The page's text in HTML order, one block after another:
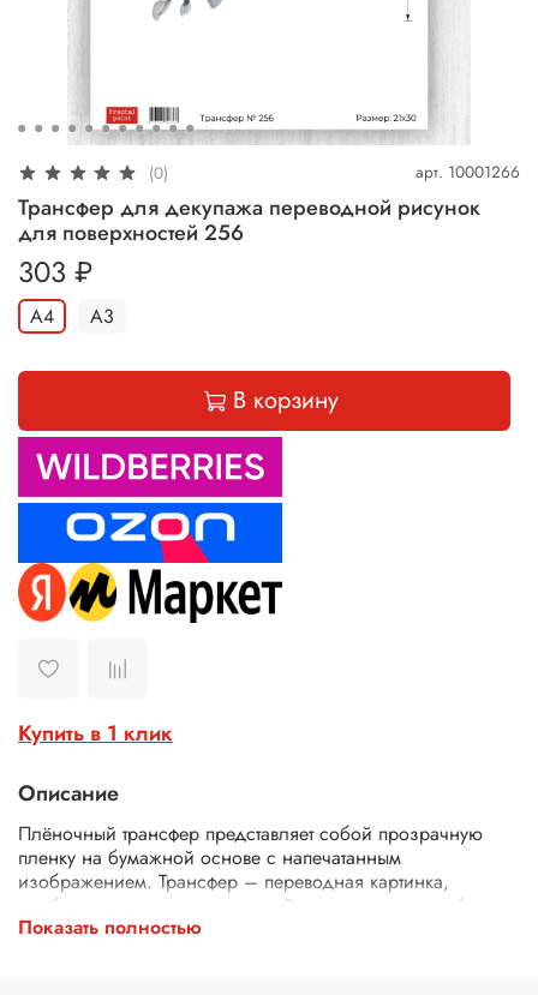
(0) арт. 10001266
Трансфер для декупажа переводной рисунок
для поверхностей 256
303 ₽
А4 А3
В корзину
Купить в 1 клик
Описание
Плёночный трансфер представляет собой прозрачную
пленку на бумажной основе с напечатанным
изображением. Трансфер – переводная картинка,
изображение, с его помощью Ваше изделие приобретет
неповторимость и уникальность. Трансферной бумагой
Показать полностью